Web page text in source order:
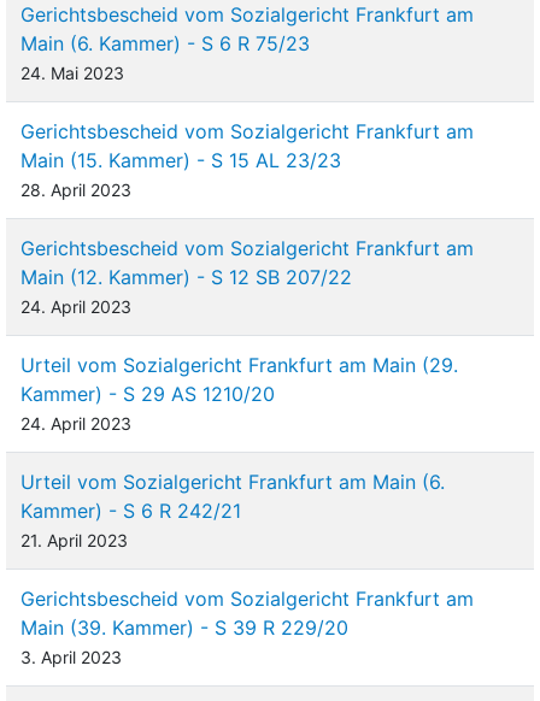
Gerichtsbescheid vom Sozialgericht Frankfurt am
Main (6. Kammer) - S 6 R 75/23
24. Mai 2023
Gerichtsbescheid vom Sozialgericht Frankfurt am
Main (15. Kammer) - S 15 AL 23/23
28. April 2023
Gerichtsbescheid vom Sozialgericht Frankfurt am
Main (12. Kammer) - S 12 SB 207/22
24. April 2023
Urteil vom Sozialgericht Frankfurt am Main (29.
Kammer) - S 29 AS 1210/20
24. April 2023
Urteil vom Sozialgericht Frankfurt am Main (6.
Kammer) - S 6 R 242/21
21. April 2023
Gerichtsbescheid vom Sozialgericht Frankfurt am
Main (39. Kammer) - S 39 R 229/20
3. April 2023